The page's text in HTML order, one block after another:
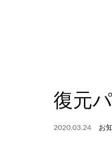
復元
2020.03.24 お